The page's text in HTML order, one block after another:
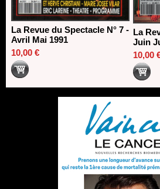
La Revue du Spectacle N° 7 -
Avril Mai 1991
10,00 €
La
Juin
10,00